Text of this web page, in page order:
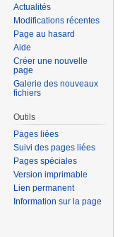
Actualités
Modifications récentes
Page au hasard
Aide
Créer une nouvelle
page
Galerie des nouveaux
fichiers
Outils
Pages liées
Suivi des pages liées
Pages spéciales
Version imprimable
Lien permanent
Information sur la page